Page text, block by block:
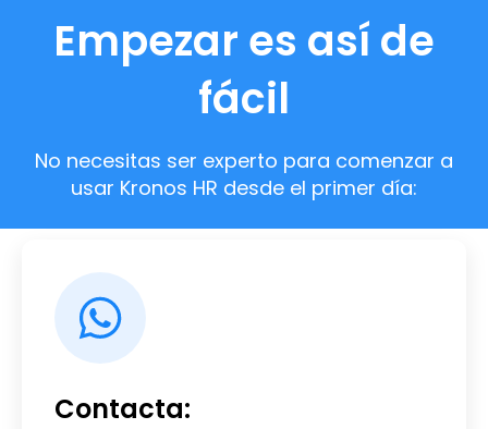
Empezar es así de
fácil
No necesitas ser experto para comenzar a
usar Kronos HR desde el primer día:
Contacta: